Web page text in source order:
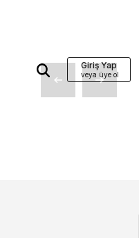
Giriş Yap